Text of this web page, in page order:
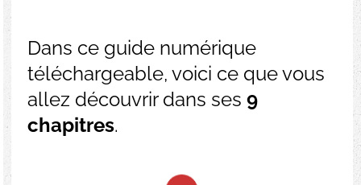
Dans ce guide numérique
téléchargeable, voici ce que vous
allez découvrir dans ses 9
chapitres.